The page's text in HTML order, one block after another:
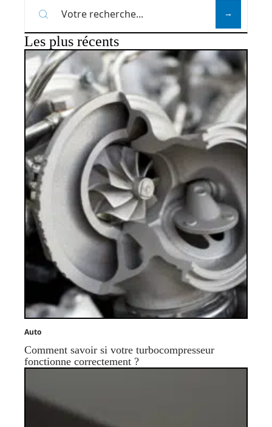
Les plus récents
Auto
Comment savoir si votre turbocompresseur
fonctionne correctement ?